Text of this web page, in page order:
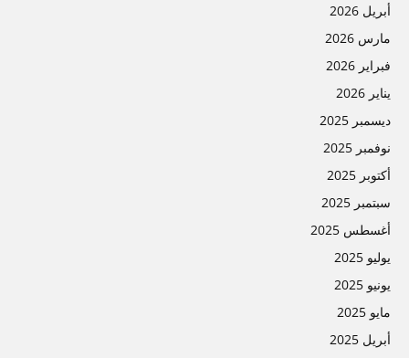
أبريل 2026
مارس 2026
فبراير 2026
يناير 2026
ديسمبر 2025
نوفمبر 2025
أكتوبر 2025
سبتمبر 2025
أغسطس 2025
يوليو 2025
يونيو 2025
مايو 2025
أبريل 2025